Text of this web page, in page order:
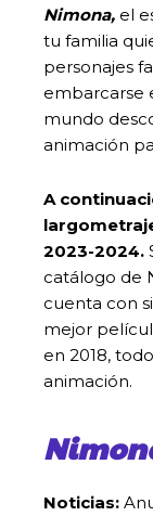
Nimona, el
tu familia
personajes
embarcarse
mundo
animación
A
2023-2024.
catálogo de
cuenta con
mejor
en 2018,
animación.
Noticias: